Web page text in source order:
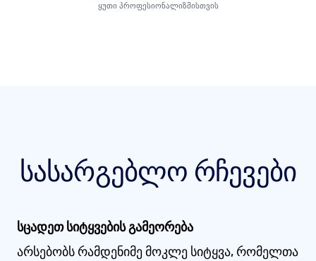
ყუთი პროფესიონალიზმისთვის
სასარგებლო რჩევები
სცადეთ სიტყვების გამეორება
არსებობს რამდენიმე მოკლე სიტყვა, რომელთა